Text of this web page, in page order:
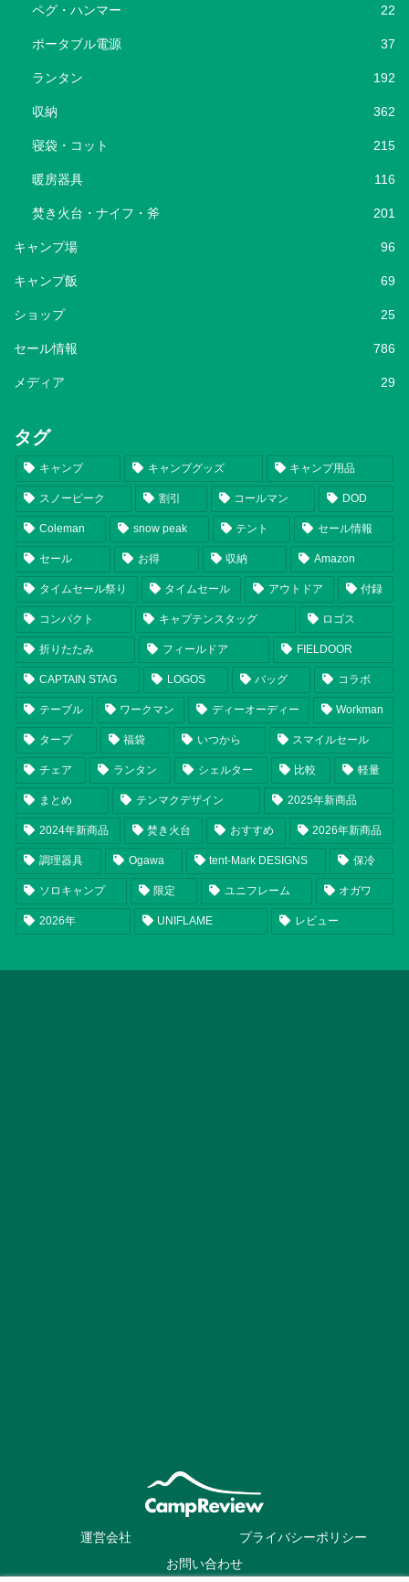
ペグ・ハンマー 22
ポータブル電源 37
ランタン 192
収納 362
寝袋・コット 215
暖房器具 116
焚き火台・ナイフ・斧 201
キャンプ場 96
キャンプ飯 69
ショップ 25
セール情報 786
メディア 29
タグ
キャンプ キャンプグッズ キャンプ用品
スノーピーク 割引 コールマン DOD
Coleman snow peak テント セール情報
セール お得 収納 Amazon
タイムセール祭り タイムセール アウトドア 付録
コンパクト キャプテンスタッグ ロゴス
折りたたみ フィールドア FIELDOOR
CAPTAIN STAG LOGOS バッグ コラボ
テーブル ワークマン ディーオーディー Workman
タープ 福袋 いつから スマイルセール
チェア ランタン シェルター 比較 軽量
まとめ テンマクデザイン 2025年新商品
2024年新商品 焚き火台 おすすめ 2026年新商品
調理器具 Ogawa tent-Mark DESIGNS 保冷
ソロキャンプ 限定 ユニフレーム オガワ
2026年 UNIFLAME レビュー
運営会社
プライバシーポリシー
お問い合わせ